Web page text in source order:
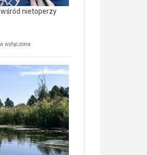
wśród nietoperzy
wyłączona